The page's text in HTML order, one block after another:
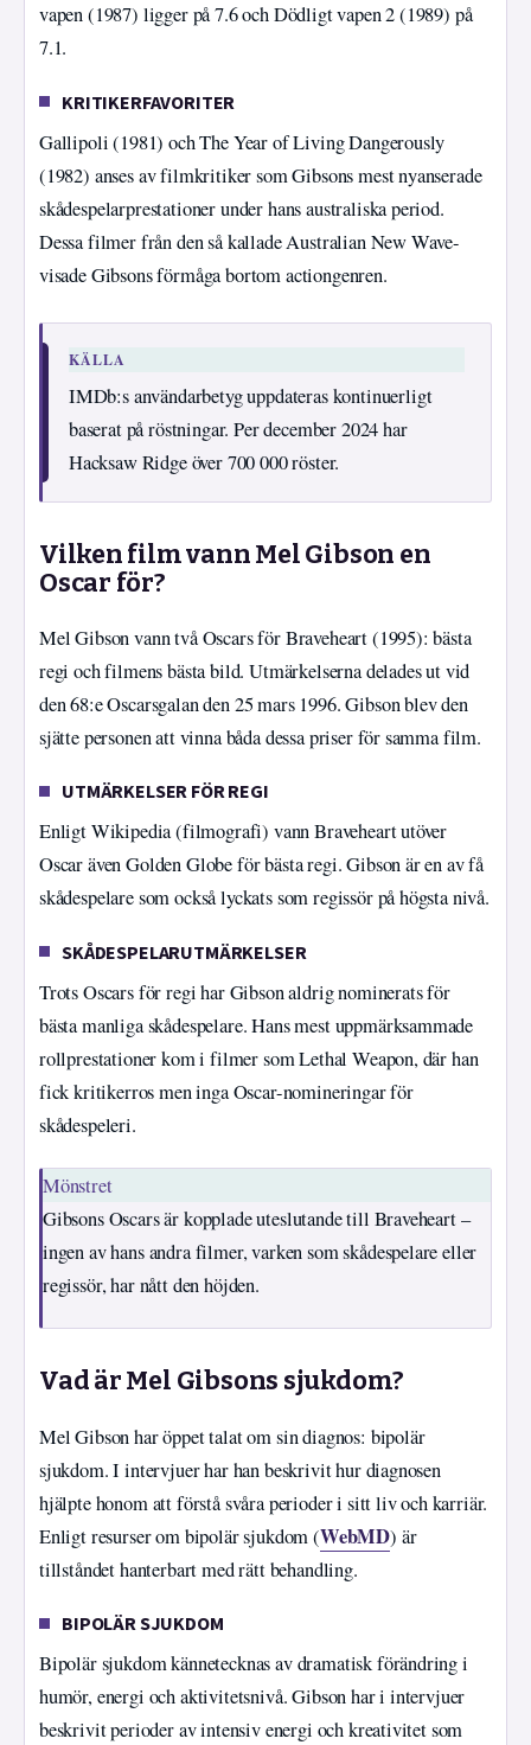
vapen (1987) ligger på 7.6 och Dödligt vapen 2 (1989) på
7.1.
KRITIKERFAVORITER
Gallipoli (1981) och The Year of Living Dangerously
(1982) anses av filmkritiker som Gibsons mest nyanserade
skådespelarprestationer under hans australiska period.
Dessa filmer från den så kallade Australian New Wave-
visade Gibsons förmåga bortom actiongenren.
KÄLLA
IMDb:s användarbetyg uppdateras kontinuerligt
baserat på röstningar. Per december 2024 har
Hacksaw Ridge över 700 000 röster.
Vilken film vann Mel Gibson en
Oscar för?
Mel Gibson vann två Oscars för Braveheart (1995): bästa
regi och filmens bästa bild. Utmärkelserna delades ut vid
den 68:e Oscarsgalan den 25 mars 1996. Gibson blev den
sjätte personen att vinna båda dessa priser för samma film.
UTMÄRKELSER FÖR REGI
Enligt Wikipedia (filmografi) vann Braveheart utöver
Oscar även Golden Globe för bästa regi. Gibson är en av få
skådespelare som också lyckats som regissör på högsta nivå.
SKÅDESPELARUTMÄRKELSER
Trots Oscars för regi har Gibson aldrig nominerats för
bästa manliga skådespelare. Hans mest uppmärksammade
rollprestationer kom i filmer som Lethal Weapon, där han
fick kritikerros men inga Oscar-nomineringar för
skådespeleri.
Mönstret
Gibsons Oscars är kopplade uteslutande till Braveheart –
ingen av hans andra filmer, varken som skådespelare eller
regissör, har nått den höjden.
Vad är Mel Gibsons sjukdom?
Mel Gibson har öppet talat om sin diagnos: bipolär
sjukdom. I intervjuer har han beskrivit hur diagnosen
hjälpte honom att förstå svåra perioder i sitt liv och karriär.
Enligt resurser om bipolär sjukdom (WebMD) är
tillståndet hanterbart med rätt behandling.
BIPOLÄR SJUKDOM
Bipolär sjukdom kännetecknas av dramatisk förändring i
humör, energi och aktivitetsnivå. Gibson har i intervjuer
beskrivit perioder av intensiv energi och kreativitet som